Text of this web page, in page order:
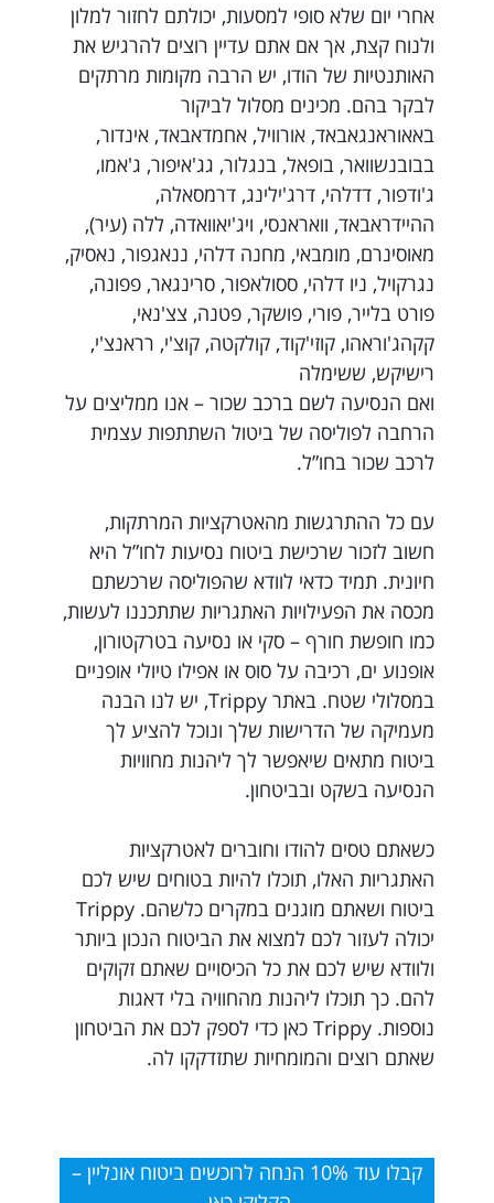
אחרי יום שלא סופי למסעות, יכולתם לחזור למלון
ולנוח קצת, אך אם אתם עדיין רוצים להרגיש את
האותנטיות של הודו, יש הרבה מקומות מרתקים
לבקר בהם. מכינים מסלול לביקור
באאוראנגאבאד, אורוויל, אחמדאבאד, אינדור,
בבובנשוואר, בופאל, בנגלור, גג'איפור, ג'אמו,
ג'ודפור, דדלהי, דרג'ילינג, דרמסאלה,
ההיידראבאד, וואראנסי, ויג'יאוואדה, ללה (עיר),
מאוסינרם, מומבאי, מחנה דלהי, ננאגפור, נאסיק,
נגרקויל, ניו דלהי, ססולאפור, סרינגאר, פפונה,
פורט בלייר, פורי, פושקר, פטנה, צצ'נאי,
קקהג'וראהו, קוזי'קוד, קולקטה, קוצ'י, רראנצ'י,
רישיקש, ששימלה
ואם הנסיעה לשם ברכב שכור – אנו ממליצים על
הרחבה לפוליסה של ביטול השתתפות עצמית
לרכב שכור בחו”ל.
עם כל ההתרגשות מהאטרקציות המרתקות,
חשוב לזכור שרכישת ביטוח נסיעות לחו”ל היא
חיונית. תמיד כדאי לוודא שהפוליסה שרכשתם
מכסה את הפעילויות האתגריות שתתכננו לעשות,
כמו חופשת חורף – סקי או נסיעה בטרקטורון,
אופנוע ים, רכיבה על סוס או אפילו טיולי אופניים
במסלולי שטח. באתר Trippy, יש לנו הבנה
מעמיקה של הדרישות שלך ונוכל להציע לך
ביטוח מתאים שיאפשר לך ליהנות מחוויות
הנסיעה בשקט ובביטחון.
כשאתם טסים להודו וחוברים לאטרקציות
האתגריות האלו, תוכלו להיות בטוחים שיש לכם
ביטוח ושאתם מוגנים במקרים כלשהם. Trippy
יכולה לעזור לכם למצוא את הביטוח הנכון ביותר
ולוודא שיש לכם את כל הכיסויים שאתם זקוקים
להם. כך תוכלו ליהנות מהחוויה בלי דאגות
נוספות. Trippy כאן כדי לספק לכם את הביטחון
שאתם רוצים והמומחיות שתזדקקו לה.
קבלו עוד 10% הנחה לרוכשים ביטוח אונליין –